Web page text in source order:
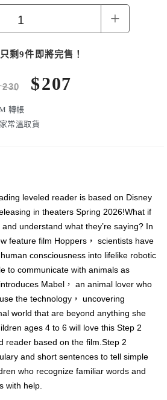
+
剩9件即將完售！
230 $207
轉帳
常溫取貨
leveled reader is based on Disney
in theaters Spring 2026!What if
understand what they’re saying? In
feature film Hoppers， scientists have
consciousness into lifelike robotic
to communicate with animals as
Mabel， an animal lover who
the technology， uncovering
world that are beyond anything she
ages 4 to 6 will love this Step 2
reader based on the film.Step 2
and short sentences to tell simple
who recognize familiar words and
with help.